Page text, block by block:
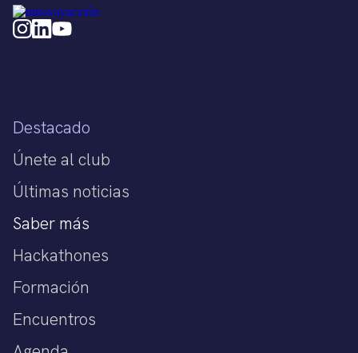
Destacado
Únete al club
Últimas noticias
Saber más
Hackathones
Formación
Encuentros